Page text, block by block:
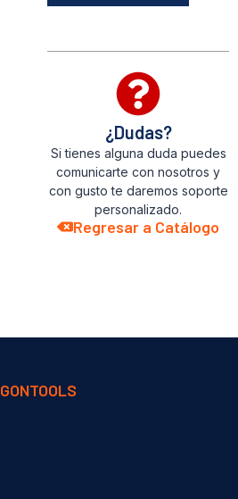
¿Dudas?
Si tienes alguna duda puedes
comunicarte con nosotros y
con gusto te daremos soporte
personalizado.
Regresar a Catálogo
GONTOOLS